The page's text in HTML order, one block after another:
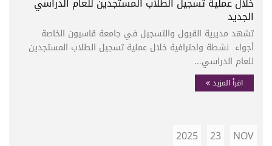
الجديد
تشهد مديرية القبول والتسجيل في جامعة قاسيون الخاصة
أجواء نشطة واحترافية خلال عملية تسجيل الطلاب المستجدين
للعام الدراسي...
اقرأ المزيد
NOV
23
2025